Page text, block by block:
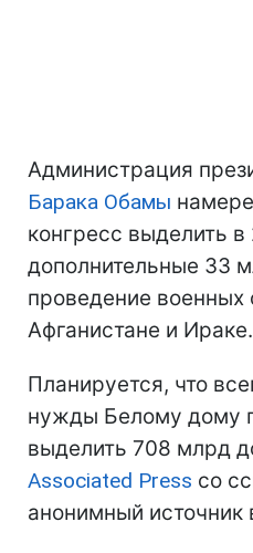
Администрация
Барака Обамы
конгресс выделить в
дополнительные 33
проведение военных
Афганистане и Ираке.
Планируется, что
нужды Белому дому
выделить 708 млрд
Associated Press со
анонимный источник